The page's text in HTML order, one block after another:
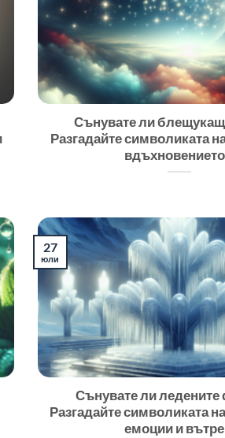
Сънувате ли
Разгадайте символиката
Сънувате ли ледените
Разгадайте символиката
емоции и
27
юли